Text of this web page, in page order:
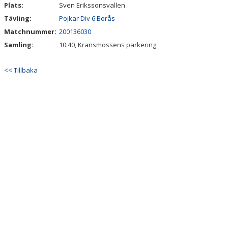
KONTAKT
Plats:
Sven Erikssonsvallen
Tävling:
Pojkar Div 6 Borås
Matchnummer: 200136030
Samling:
10:40, Kransmossens parkering
<< Tillbaka